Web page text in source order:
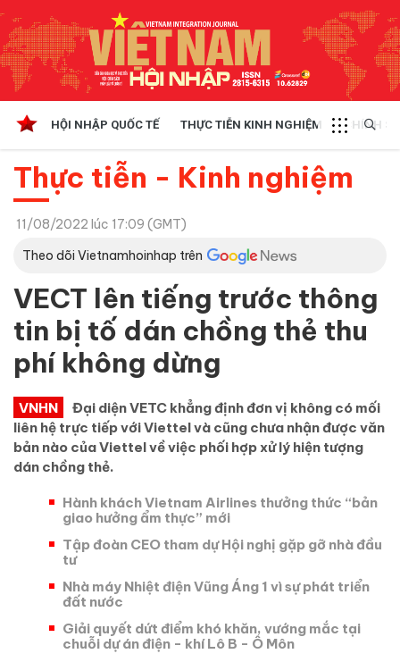
HỘI NHẬP QUỐC TẾ THỰC TIỄN KINH NGHIỆM CHÍNH
Thực tiễn - Kinh nghiệm
11/08/2022 lúc 17:09 (GMT)
Theo dõi Vietnamhoinhap trên
VECT lên tiếng trước thông
tin bị tố dán chồng thẻ thu
phí không dừng
VNHN
Đại diện VETC khẳng định đơn vị không có mối
liên hệ trực tiếp với Viettel và cũng chưa nhận được văn
bản nào của Viettel về việc phối hợp xử lý hiện tượng
dán chồng thẻ.
Hành khách Vietnam Airlines thưởng thức “bản
giao hưởng ẩm thực” mới
Tập đoàn CEO tham dự Hội nghị gặp gỡ nhà đầu
tư
Nhà máy Nhiệt điện Vũng Áng 1 vì sự phát triển
đất nước
Giải quyết dứt điểm khó khăn, vướng mắc tại
chuỗi dự án điện - khí Lô B - Ô Môn